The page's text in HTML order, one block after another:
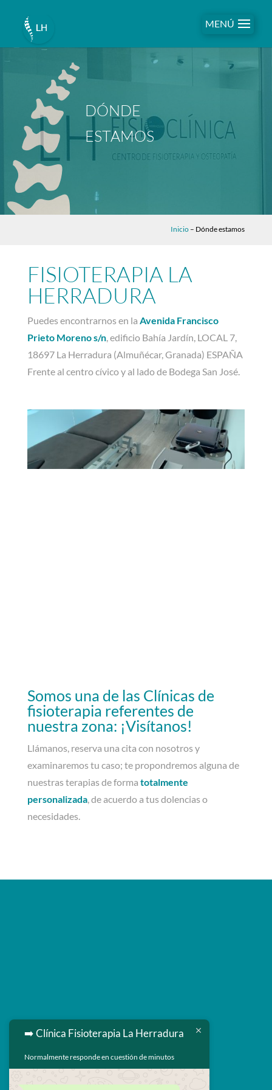
MENÚ
DÓNDE
ESTAMOS
Inicio – Dónde estamos
FISIOTERAPIA LA
HERRADURA
Puedes encontrarnos en la Avenida Francisco
Prieto Moreno s/n, edificio Bahía Jardín, LOCAL 7,
18697 La Herradura (Almuñécar, Granada) ESPAÑA
Frente al centro cívico y al lado de Bodega San José.
Somos una de las Clínicas de
fisioterapia referentes de
nuestra zona: ¡Visítanos!
Llámanos, reserva una cita con nosotros y
examinaremos tu caso; te propondremos alguna de
nuestras terapias de forma totalmente
personalizada, de acuerdo a tus dolencias o
necesidades.
 629 593 264
➡️ Clínica Fisioterapia La Herradura
Normalmente responde en cuestión de minutos